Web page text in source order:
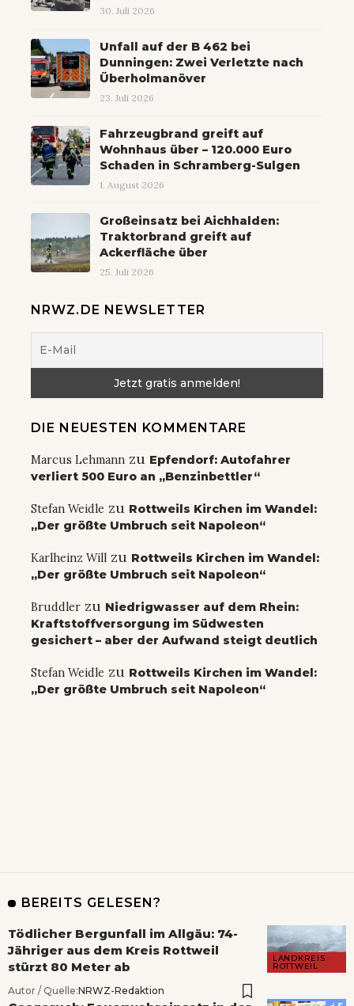
30. Juli 2026
Unfall auf der B 462 bei
Dunningen: Zwei Verletzte nach
Überholmanöver
23. Juli 2026
Fahrzeugbrand greift auf
Wohnhaus über – 120.000 Euro
Schaden in Schramberg-Sulgen
1. August 2026
Großeinsatz bei Aichhalden:
Traktorbrand greift auf
Ackerfläche über
25. Juli 2026
NRWZ.DE NEWSLETTER
DIE NEUESTEN KOMMENTARE
Marcus Lehmann zu Epfendorf: Autofahrer
verliert 500 Euro an „Benzinbettler“
Stefan Weidle zu Rottweils Kirchen im Wandel:
„Der größte Umbruch seit Napoleon“
Karlheinz Will zu Rottweils Kirchen im Wandel:
„Der größte Umbruch seit Napoleon“
Bruddler zu Niedrigwasser auf dem Rhein:
Kraftstoffversorgung im Südwesten
gesichert – aber der Aufwand steigt deutlich
Stefan Weidle zu Rottweils Kirchen im Wandel:
„Der größte Umbruch seit Napoleon“
BEREITS GELESEN?
LANDKREIS
ROTTWEIL
Tödlicher Bergunfall im Allgäu: 74-
Jähriger aus dem Kreis Rottweil
stürzt 80 Meter ab
Autor / Quelle:NRWZ-Redaktion